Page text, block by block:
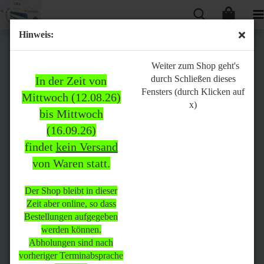
Hinweis:
In der Zeit von
Mittwoch (12.08.26)
bis Mittwoch
(16.09.26)
findet kein Versand
von Waren statt.
Der Shop bleibt in dieser
Zeit aber online, so dass
Bestellungen aufgegeben
werden können.
Abholungen sind nach
vorheriger Terminabsprache
Weiter zum Shop geht's
durch Schließen dieses
Fensters (durch Klicken auf
x)
Bitte
beachten:
In der Zeit von Mittwoch
(12.08.26) bis Mittwoch
(16.09.26)
statt.
Der Shop bleibt in dieser Zeit
aber online, so dass
Bestellungen aufgegeben
werden können.